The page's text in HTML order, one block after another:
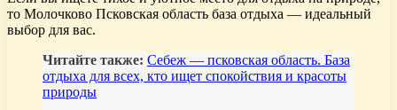
то Молочково Псковская область база отдыха — идеальный
выбор для вас.
Читайте также: Себеж — псковская область. База
отдыха для всех, кто ищет спокойствия и красоты
природы